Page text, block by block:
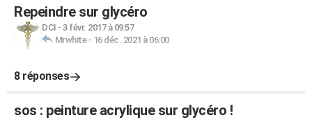
Repeindre sur glycéro
DCI - 3 févr. 2017 à 09:57
Mrwhite- 16 déc. 2021 à 06:00
8 réponses
sos : peinture acrylique sur glycéro !